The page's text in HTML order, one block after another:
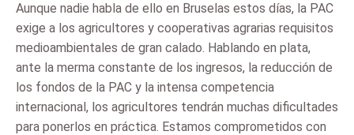
Aunque nadie habla de ello en Bruselas estos días, la PAC
exige a los agricultores y cooperativas agrarias requisitos
medioambientales de gran calado. Hablando en plata,
ante la merma constante de los ingresos, la reducción de
los fondos de la PAC y la intensa competencia
internacional, los agricultores tendrán muchas dificultades
para ponerlos en práctica. Estamos comprometidos con